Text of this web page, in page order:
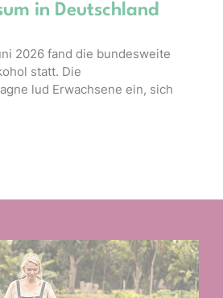
in Deutschland
2026 fand die bundesweite
statt. Die
lud Erwachsene ein, sich